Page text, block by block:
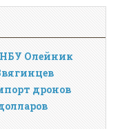
Олейник
дронов